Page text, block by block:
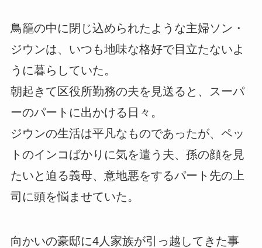
鳥籠の中に閉じ込められたような主婦ソン・
ジウンは、いつも地味な格好で目立たないよ
うに暮らしていた。
朝起きて区役所勤務の夫を見送ると、スーパ
ーのパートに出かける日々。
ジウンの生活は平凡なものであったが、ペッ
トのインコばかりに気を遣う夫、孫の顔を見
たいと迫る義母、意地悪をするパート先の上
司に頭を悩ませていた。
向かいの豪邸に4人家族が引っ越してきた事